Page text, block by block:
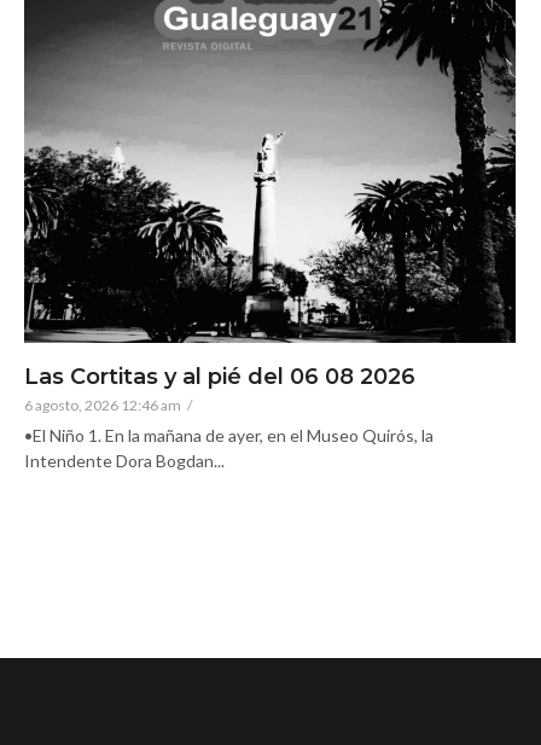
Las Cortitas y al pié del 06 08 2026
6 agosto, 2026 12:46 am /
•El Niño 1. En la mañana de ayer, en el Museo Quirós, la
Intendente Dora Bogdan...